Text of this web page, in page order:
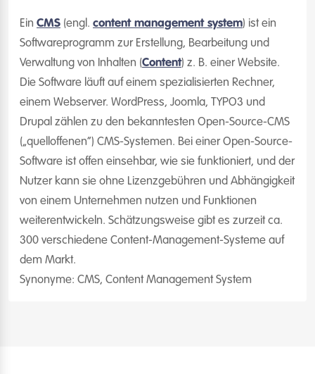
Ein CMS (engl. content management system) ist ein
Softwareprogramm zur Erstellung, Bearbeitung und
Verwaltung von Inhalten (Content) z. B. einer Website.
Die Software läuft auf einem spezialisierten Rechner,
einem Webserver. WordPress, Joomla, TYPO3 und
Drupal zählen zu den bekanntesten Open-Source-CMS
(„quelloffenen“) CMS-Systemen. Bei einer Open-Source-
Software ist offen einsehbar, wie sie funktioniert, und der
Nutzer kann sie ohne Lizenzgebühren und Abhängigkeit
von einem Unternehmen nutzen und Funktionen
weiterentwickeln. Schätzungsweise gibt es zurzeit ca.
300 verschiedene Content-Management-Systeme auf
dem Markt.
Synonyme: CMS, Content Management System